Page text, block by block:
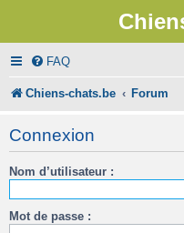
FAQ
Chiens-chats.be Forum
Connexion
Nom d’utilisateur :
Mot de passe :